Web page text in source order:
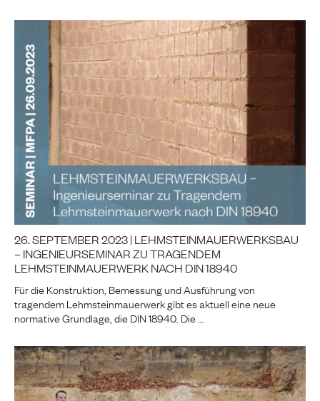
26. SEPTEMBER 2023 | LEHMSTEINMAUERWERKSBAU
– INGENIEURSEMINAR ZU TRAGENDEM
LEHMSTEINMAUERWERK NACH DIN 18940
Für die Konstruktion, Bemessung und Ausführung von
tragendem Lehmsteinmauerwerk gibt es aktuell eine neue
normative Grundlage, die DIN 18940. Die …